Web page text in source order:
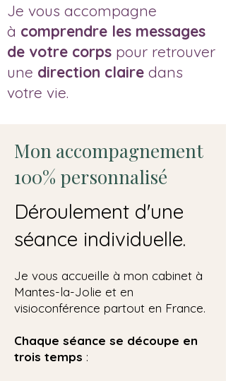
Je vous accompagne
à comprendre les messages
de votre corps pour retrouver
une direction claire dans
votre vie.
Mon accompagnement
100% personnalisé
Déroulement d'une
séance individuelle.
Je vous accueille à mon cabinet à
Mantes-la-Jolie et en
visioconférence partout en France.
Chaque séance se découpe en
trois temps :